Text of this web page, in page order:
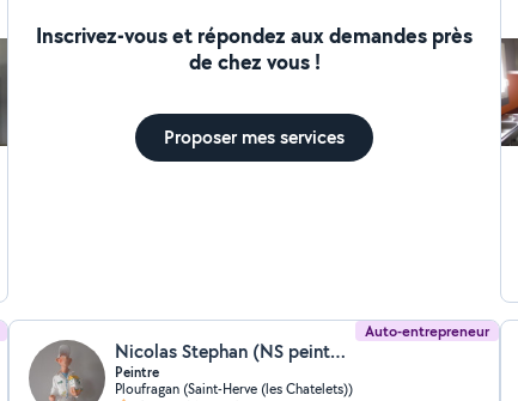
Inscrivez-vous et répondez aux demandes près
de chez vous !
Proposer mes services
Auto-entrepreneur
Nicolas Stephan (NS peinture)
Peintre
Ploufragan (Saint-Herve (les Chatelets))